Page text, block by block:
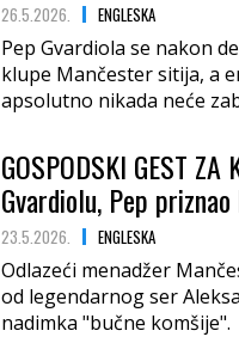
26.5.2026. ENGLESKA
Pep Gvardiola se nakon
klupe Mančester sitija, a
apsolutno nikada neće
GOSPODSKI GEST
Gvardiolu, Pep
23.5.2026. ENGLESKA
Odlazeći menadžer
od legendarnog ser
nadimka "bučne komšije".